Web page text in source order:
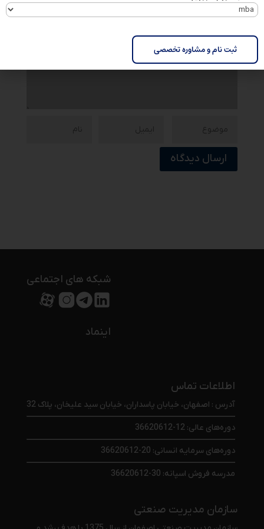
ارسال دیدگاه
شبکه های اجتماعی
اینماد
اطلاعات تماس
آدرس : اصفهان، خیابان پاسداران، خیابان سید علیخان، پلاک 32
دوره‌های عالی: 12-36620612
دوره‌های سرمایه انسانی: 20-36620612
مدرسه فروش اسپانه: 30-36620612
سازمان مدیریت صنعتی